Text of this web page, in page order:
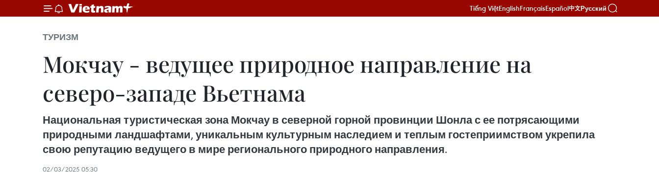
Tiếng ViệtEnglishFrançaisEspañol中文Русский
ТУРИЗМ
Мокчау - ведущее природное направление на
северо-западе Вьетнама
Национальная туристическая зона Мокчау в северной горной провинции Шонла с ее потрясающими
природными ландшафтами, уникальным культурным наследием и теплым гостеприимством укрепила
свою репутацию ведущего в мире регионального природного направления.
02/03/2025 05:30